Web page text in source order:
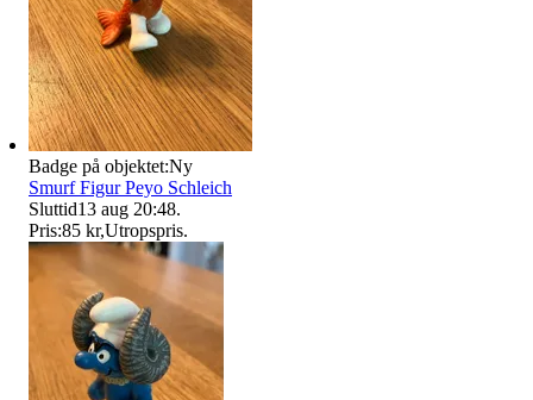
Badge på objektet:Ny
Smurf Figur Peyo Schleich
Sluttid13 aug 20:48.
Pris:85 kr,Utropspris.